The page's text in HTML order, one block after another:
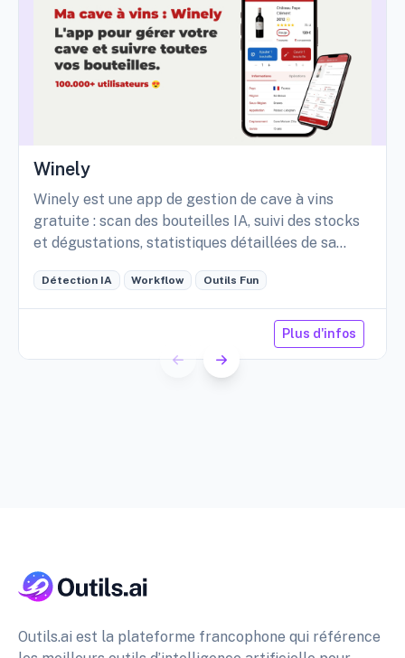
Winely
Winely est une app de gestion de cave à vins
gratuite : scan des bouteilles IA, suivi des stocks
et dégustations, statistiques détaillées de sa
Détection IA Workflow Outils Fun
Plus d'infos
Outils.ai est la plateforme francophone qui référence